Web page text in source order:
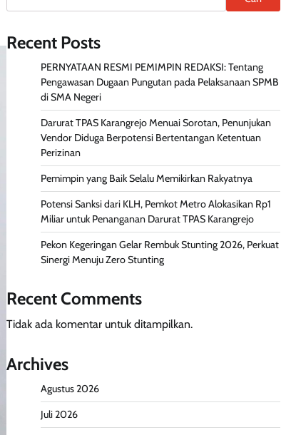
Recent Posts
PERNYATAAN RESMI PEMIMPIN REDAKSI: Tentang
Pengawasan Dugaan Pungutan pada Pelaksanaan SPMB
di SMA Negeri
Darurat TPAS Karangrejo Menuai Sorotan, Penunjukan
Vendor Diduga Berpotensi Bertentangan Ketentuan
Perizinan
Pemimpin yang Baik Selalu Memikirkan Rakyatnya
Potensi Sanksi dari KLH, Pemkot Metro Alokasikan Rp1
Miliar untuk Penanganan Darurat TPAS Karangrejo
Pekon Kegeringan Gelar Rembuk Stunting 2026, Perkuat
Sinergi Menuju Zero Stunting
Recent Comments
Tidak ada komentar untuk ditampilkan.
Archives
Agustus 2026
Juli 2026